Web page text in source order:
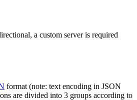
a custom server is required
format (note: text encoding in JSON
are divided into 3 groups according to